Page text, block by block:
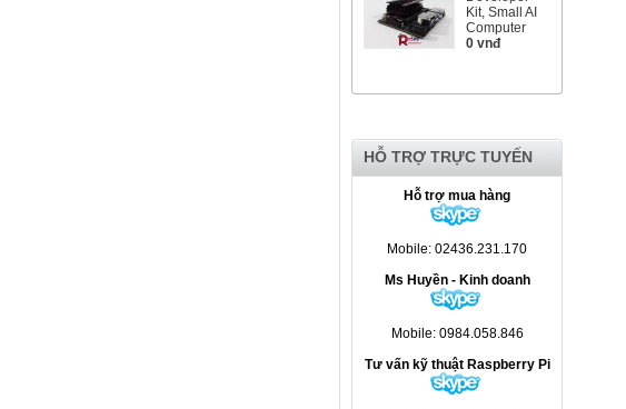
Kit, Small AI
Computer
0 vnđ
HỖ TRỢ TRỰC TUYẾN
Hỗ trợ mua hàng
Mobile: 02436.231.170
Ms Huyền - Kinh doanh
Mobile: 0984.058.846
Tư vấn kỹ thuật Raspberry Pi